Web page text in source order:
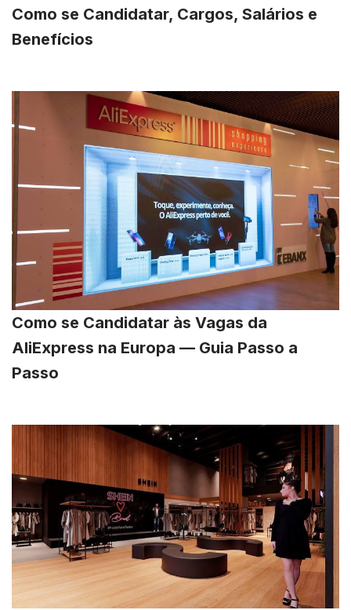
Como se Candidatar, Cargos, Salários e
Benefícios
Como se Candidatar às Vagas da
AliExpress na Europa — Guia Passo a
Passo